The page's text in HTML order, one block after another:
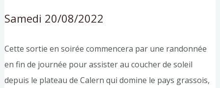
Samedi 20/08/2022
Cette sortie en soirée commencera par une randonnée
en fin de journée pour assister au coucher de soleil
depuis le plateau de Calern qui domine le pays grassois,